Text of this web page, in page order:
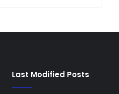
Last Modified Posts